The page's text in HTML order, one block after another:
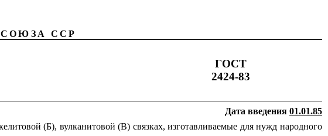
ССР
ГОСТ
2424-83
Дата введения 01.01.85
(Б), вулканитовой (В) связках, изготавливаемые для нужд народного